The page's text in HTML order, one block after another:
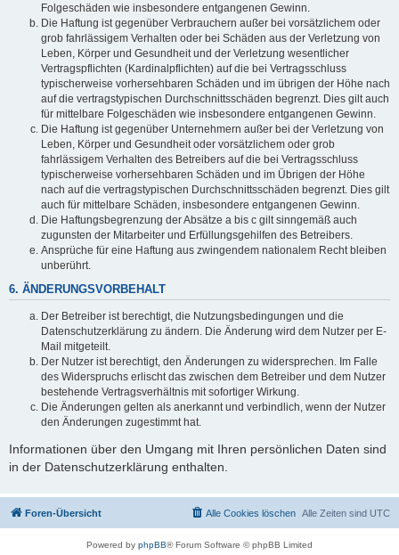
Folgeschäden wie insbesondere entgangenen Gewinn.
Die Haftung ist gegenüber Verbrauchern außer bei vorsätzlichem oder
grob fahrlässigem Verhalten oder bei Schäden aus der Verletzung von
Leben, Körper und Gesundheit und der Verletzung wesentlicher
Vertragspflichten (Kardinalpflichten) auf die bei Vertragsschluss
typischerweise vorhersehbaren Schäden und im übrigen der Höhe nach
auf die vertragstypischen Durchschnittsschäden begrenzt. Dies gilt auch
für mittelbare Folgeschäden wie insbesondere entgangenen Gewinn.
Die Haftung ist gegenüber Unternehmern außer bei der Verletzung von
Leben, Körper und Gesundheit oder vorsätzlichem oder grob
fahrlässigem Verhalten des Betreibers auf die bei Vertragsschluss
typischerweise vorhersehbaren Schäden und im Übrigen der Höhe
nach auf die vertragstypischen Durchschnittsschäden begrenzt. Dies gilt
auch für mittelbare Schäden, insbesondere entgangenen Gewinn.
Die Haftungsbegrenzung der Absätze a bis c gilt sinngemäß auch
zugunsten der Mitarbeiter und Erfüllungsgehilfen des Betreibers.
Ansprüche für eine Haftung aus zwingendem nationalem Recht bleiben
unberührt.
6. ÄNDERUNGSVORBEHALT
Der Betreiber ist berechtigt, die Nutzungsbedingungen und die
Datenschutzerklärung zu ändern. Die Änderung wird dem Nutzer per E-
Mail mitgeteilt.
Der Nutzer ist berechtigt, den Änderungen zu widersprechen. Im Falle
des Widerspruchs erlischt das zwischen dem Betreiber und dem Nutzer
bestehende Vertragsverhältnis mit sofortiger Wirkung.
Die Änderungen gelten als anerkannt und verbindlich, wenn der Nutzer
den Änderungen zugestimmt hat.
Informationen über den Umgang mit Ihren persönlichen Daten sind
in der Datenschutzerklärung enthalten.
Foren-Übersicht Alle Zeiten sind UTC
Alle Cookies löschen
Powered by phpBB® Forum Software © phpBB Limited